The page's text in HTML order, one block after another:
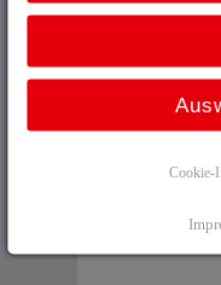
Cookie-